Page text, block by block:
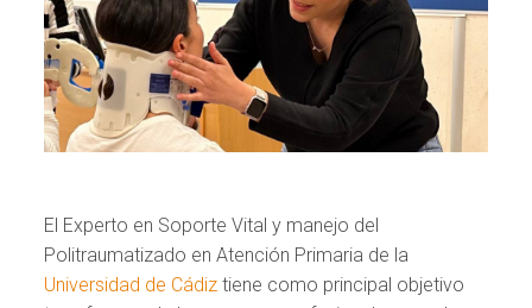
El Experto en Soporte Vital y manejo del
Politraumatizado en Atención Primaria de la
Universidad de Cádiz tiene como principal objetivo